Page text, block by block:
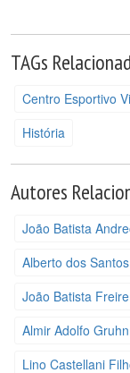
TAGs
Centro Esportivo
História
Autores
João Batista
Alberto dos
João Batista Freire
Almir Adolfo Gruhn
Lino Castellani